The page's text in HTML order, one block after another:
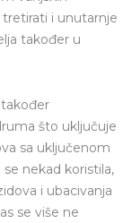
i unutarnje
također u
što uključuje
sa uključenom
nekad koristila,
i ubacivanja
se više ne